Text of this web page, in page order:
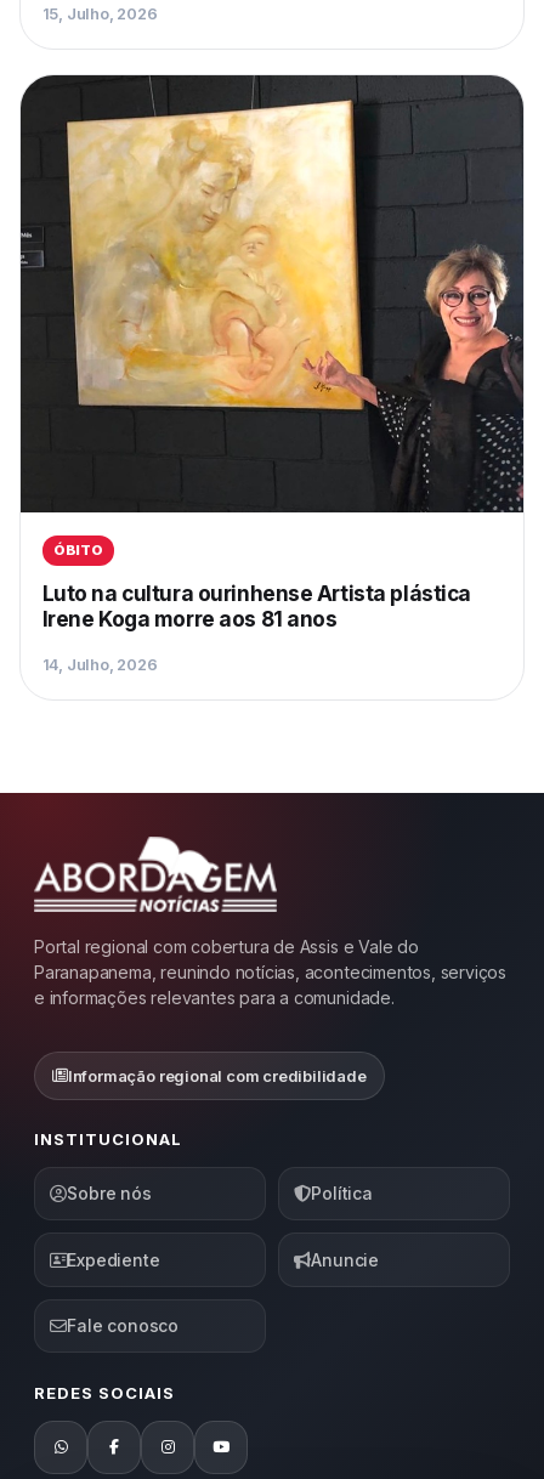
15, Julho, 2026
ÓBITO
Luto na cultura ourinhense Artista plástica
Irene Koga morre aos 81 anos
14, Julho, 2026
Portal regional com cobertura de Assis e Vale do
Paranapanema, reunindo notícias, acontecimentos, serviços
e informações relevantes para a comunidade.
Informação regional com credibilidade
INSTITUCIONAL
Sobre nós Política
Expediente Anuncie
Fale conosco
REDES SOCIAIS